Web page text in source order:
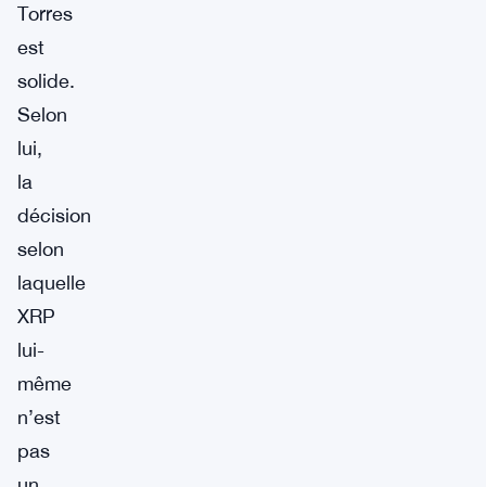
Torres
est
solide.
Selon
lui,
la
décision
selon
laquelle
XRP
lui-
même
n’est
pas